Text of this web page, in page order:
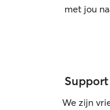
met jou
Support
We zijn